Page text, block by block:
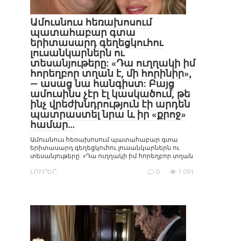
Ամուսնուս հեռախոսում
պատահաբար գտա
երիտասարդ գեղեցկուհու
լուսանկարներն ու
տեսանյութերը: «Դա ուղղակի իմ
հորեղբոր տղան է, մի հորինիր»,
— ասաց նա հանգիստ: Բայց
ամուսինս չէր էլ կասկածում, թե
ինչ վրեժխնդրություն էի արդեն
պատրաստել նրա և իր «քրոջ»
համար…
Ամուսնուս հեռախոսում պատահաբար գտա
երիտասարդ գեղեցկուհու լուսանկարներն ու
տեսանյութերը: «Դա ուղղակի իմ հորեղբոր տղան
ԼՈՒՐԵՐ 0 1 091